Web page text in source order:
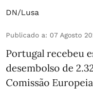
DN/Lusa
Publicado a: 07 Agosto
Portugal recebeu
desembolso de
Comissão